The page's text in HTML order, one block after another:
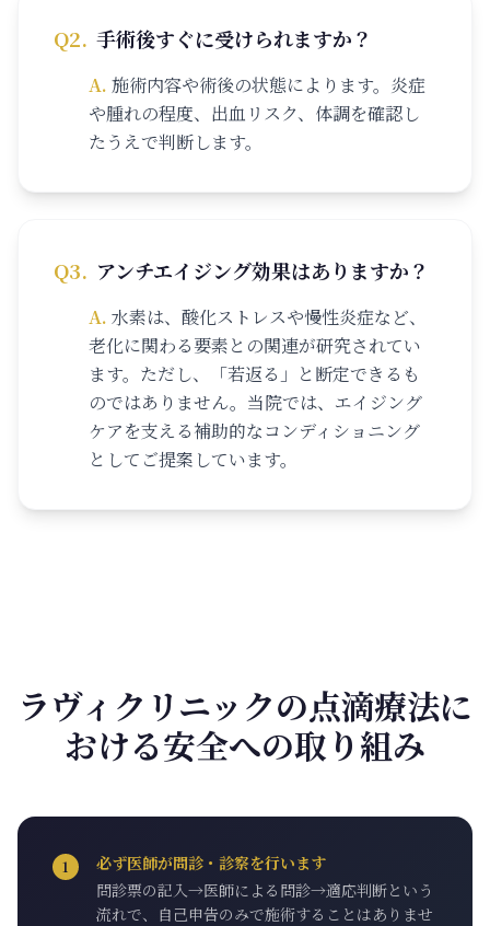
Q2. 手術後すぐに受けられますか？
A. 施術内容や術後の状態によります。炎症
や腫れの程度、出血リスク、体調を確認し
たうえで判断します。
Q3. アンチエイジング効果はありますか？
A. 水素は、酸化ストレスや慢性炎症など、
老化に関わる要素との関連が研究されてい
ます。ただし、「若返る」と断定できるも
のではありません。当院では、エイジング
ケアを支える補助的なコンディショニング
としてご提案しています。
ラヴィクリニックの点滴療法に
おける安全への取り組み
1
必ず医師が問診・診察を行います
問診票の記入→医師による問診→適応判断という
流れで、自己申告のみで施術することはありませ